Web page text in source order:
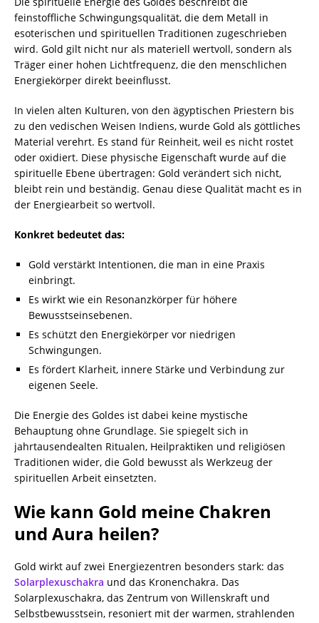
feinstoffliche Schwingungsqualität, die dem Metall in
esoterischen und spirituellen Traditionen zugeschrieben
wird. Gold gilt nicht nur als materiell wertvoll, sondern als
Träger einer hohen Lichtfrequenz, die den menschlichen
Energiekörper direkt beeinflusst.
In vielen alten Kulturen, von den ägyptischen Priestern bis
zu den vedischen Weisen Indiens, wurde Gold als göttliches
Material verehrt. Es stand für Reinheit, weil es nicht rostet
oder oxidiert. Diese physische Eigenschaft wurde auf die
spirituelle Ebene übertragen: Gold verändert sich nicht,
bleibt rein und beständig. Genau diese Qualität macht es in
der Energiearbeit so wertvoll.
Konkret bedeutet das:
Gold verstärkt Intentionen, die man in eine Praxis
einbringt.
Es wirkt wie ein Resonanzkörper für höhere
Bewusstseinsebenen.
Es schützt den Energiekörper vor niedrigen
Schwingungen.
Es fördert Klarheit, innere Stärke und Verbindung zur
eigenen Seele.
Die Energie des Goldes ist dabei keine mystische
Behauptung ohne Grundlage. Sie spiegelt sich in
jahrtausendealten Ritualen, Heilpraktiken und religiösen
Traditionen wider, die Gold bewusst als Werkzeug der
spirituellen Arbeit einsetzten.
Wie kann Gold meine Chakren
und Aura heilen?
Gold wirkt auf zwei Energiezentren besonders stark: das
Solarplexuschakra und das Kronenchakra. Das
Solarplexuschakra, das Zentrum von Willenskraft und
Selbstbewusstsein, resoniert mit der warmen, strahlenden